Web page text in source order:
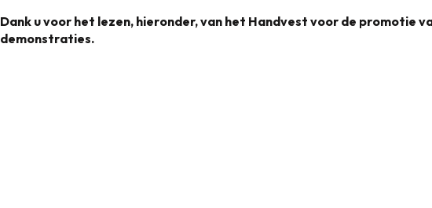
Dank u voor het lezen, hieronder, van het Handvest voor de promotie
demonstraties.